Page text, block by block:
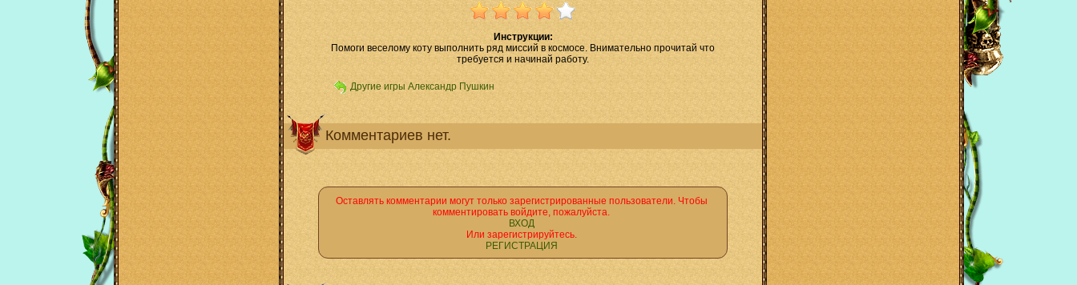
Инструкции:
Помоги веселому коту выполнить ряд миссий в космосе. Внимательно прочитай что
требуется и начинай работу.
Другие игры Александр Пушкин
Комментариев нет.
Оставлять комментарии могут только зарегистрированные пользователи. Чтобы
комментировать войдите, пожалуйста.
ВХОД
Или зарегистрируйтесь.
РЕГИСТРАЦИЯ